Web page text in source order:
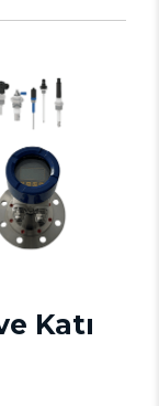
Katı